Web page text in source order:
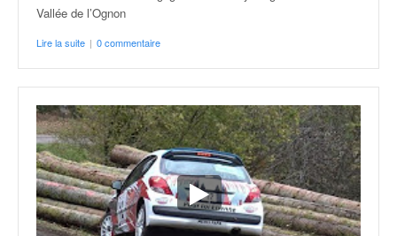
Vallée de l’Ognon
Lire la suite | 0 commentaire